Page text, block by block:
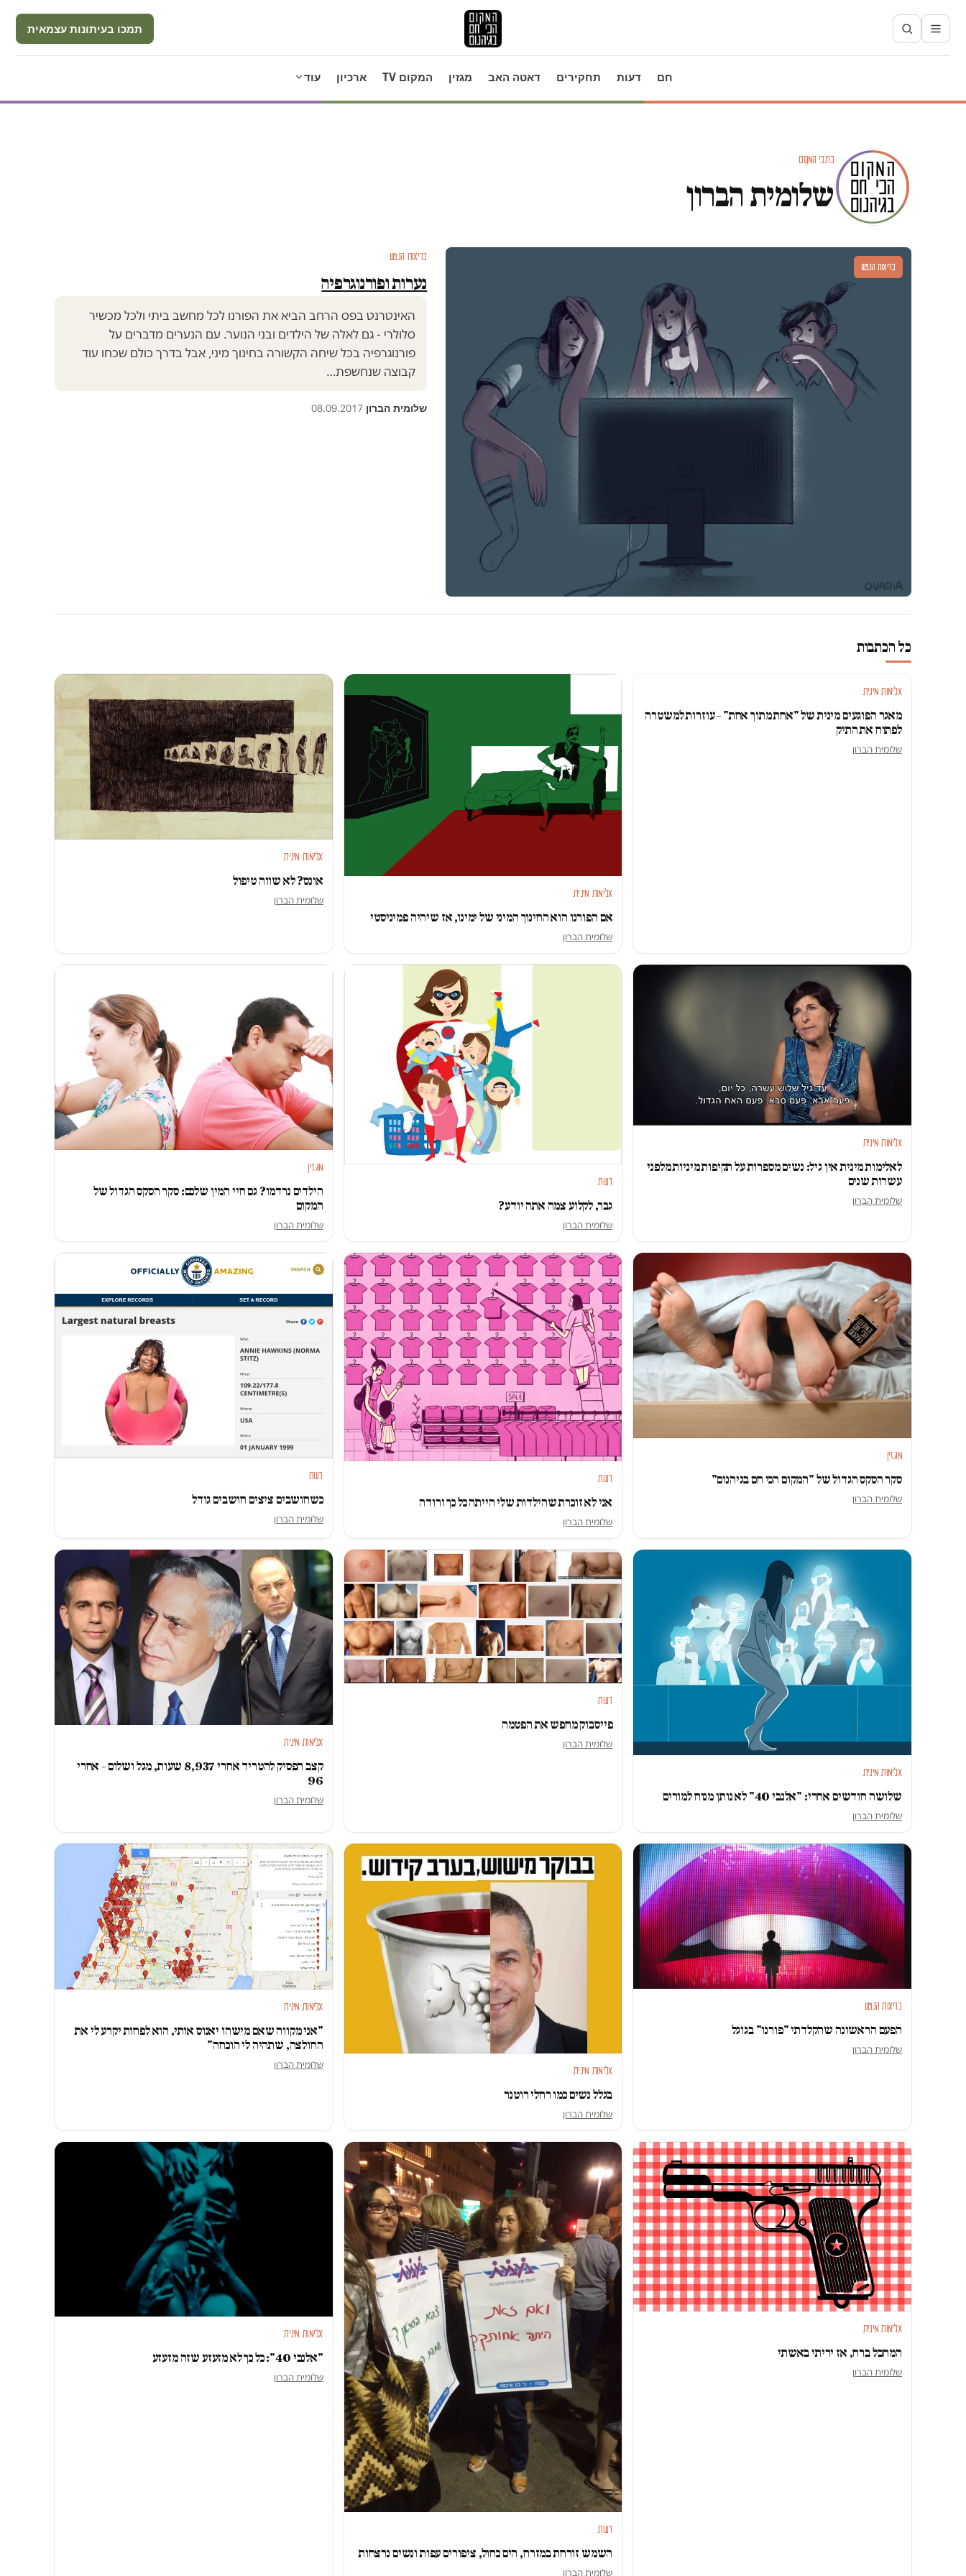
תמכו בעיתונות עצמאית
חם דעות תחקירים דאטה האב מגזין המקום TV ארכיון עוד
כתבי המקום
שלומית הברון
בריאות הנפש
בריאות הנפש
נערות ופורנוגרפיה
האינטרנט בפס הרחב הביא את הפורנו לכל מחשב ביתי ולכל מכשיר
סלולרי - גם לאלה של הילדים ובני הנוער. עם הנערים מדברים על
פורנוגרפיה בכל שיחה הקשורה בחינוך מיני, אבל בדרך כולם שכחו עוד
קבוצה שנחשפת…
שלומית הברון·
08.09.2017
כל הכתבות
אלימות מינית
מאגר הפוגעים מינית של "אחת מתוך אחת" – עוזרות למשטרה
לפתוח את התיק
שלומית הברון
אלימות מינית
אם הפורנו הוא החינוך המיני של ימינו, אז שיהיה פמיניסטי
שלומית הברון
אלימות מינית
אונס? לא שווה טיפול
שלומית הברון
אלימות מינית
לאלימות מינית אין גיל: נשים מספרות על תקיפות מיניות מלפני
עשרות שנים
שלומית הברון
דעות
גבר, לקלוע צמה אתה יודע?
שלומית הברון
מגזין
הילדים נרדמו? גם חיי המין שלכם: סקר הסקס הגדול של
המקום
שלומית הברון
מגזין
סקר הסקס הגדול של "המקום הכי חם בגיהנום"
שלומית הברון
דעות
אני לא זוכרת שהילדות שלי הייתה כל כך ורודה
שלומית הברון
דעות
כשחושבים ציצים חושבים גודל
שלומית הברון
אלימות מינית
שלושה חודשים אחרי: "אלנבי 40" לא נותן מנוח למורים
שלומית הברון
דעות
פייסבוק מחפש את הפטמה
שלומית הברון אלימות מינית
קצב הפסיק להטריד אחרי 8,937 שעות, מגל ושלום – אחרי
96
שלומית הברון
בריאות הנפש
הפעם הראשונה שהקלדתי "פורנו" בגוגל
שלומית הברון
אלימות מינית
בגלל נשים כמו רחלי רוטנר
שלומית הברון
אלימות מינית
"אני מקווה שאם מישהו יאנוס אותי, הוא לפחות יקרע לי את
החולצה, שתהיה לי הוכחה"
שלומית הברון
אלימות מינית
המחבל ברח, אז יריתי באשתי
שלומית הברון
דעות
השמש זורחת במזרח, הים כחול, ציפורים עפות ונשים נרצחות
שלומית הברון
אלימות מינית
"אלנבי 40": כל כך לא מזעזע שזה מזעזע
שלומית הברון